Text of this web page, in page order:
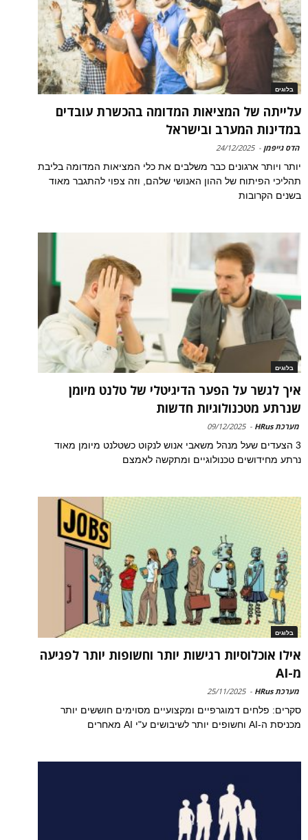
בלוגים
עלייתה של המציאות המדומה בהכשרת עובדים
במדינות המערב ובישראל
הדס גייפמן -
24/12/2025
יותר ויותר ארגונים כבר משלבים את כלי המציאות המדומה בליבת
תהליכי הפיתוח של ההון האנושי שלהם, וזה צפוי להתגבר מאוד
בשנים הקרובות
בלוגים
איך לגשר על הפער הדיגיטלי של טלנט מיומן
שנרתע מטכנולוגיות חדשות
מערכת HRus -
09/12/2025
3 הצעדים שעל מנהל משאבי אנוש לנקוט כשטלנט מיומן מאוד
נרתע מחידושים טכנולוגיים ומתקשה לאמצם
בלוגים
אילו אוכלוסיות רגישות יותר וחשופות יותר לפגיעה
מ-AI
מערכת HRus -
25/11/2025
סקרים: פלחים דמוגרפיים ומקצועיים מסוימים חוששים יותר
מכניסת ה-AI וחשופים יותר לשיבושים ע"י AI מאחרים